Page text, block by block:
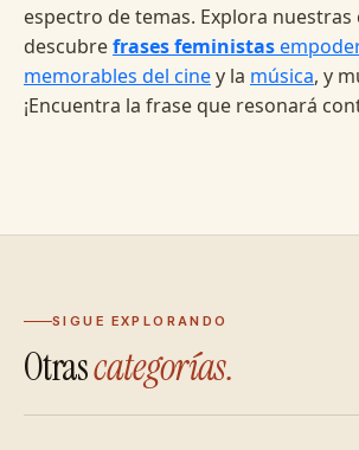
espectro de temas. Explora nuestras
descubrefrases feministas
memorables del ciney la música, y
¡Encuentra la frase que resonará
SIGUE EXPLORANDO
Otrascategorías.